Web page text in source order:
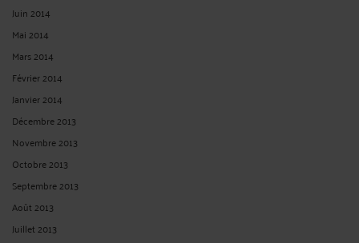
Juin 2014
Mai 2014
Mars 2014
Février 2014
Janvier 2014
Décembre 2013
Novembre 2013
Octobre 2013
Septembre 2013
Août 2013
Juillet 2013